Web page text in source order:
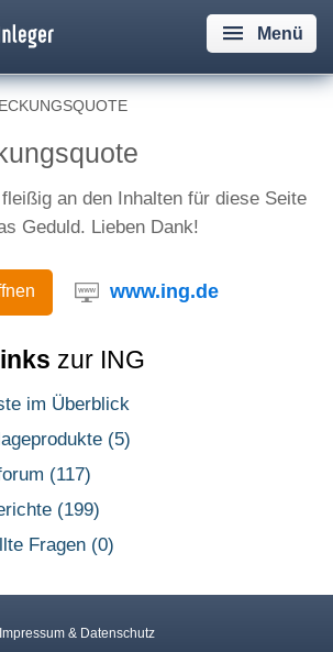
Menü
an den Inhalten für diese Seite
Geduld. Lieben Dank!
www.ing.de
zur ING
im Überblick
(5)
(117)
(199)
Fragen (0)
Impressum & Datenschutz